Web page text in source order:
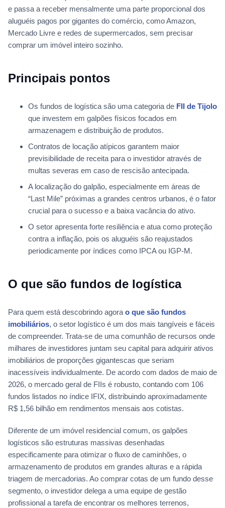
e passa a receber mensalmente uma parte proporcional dos
aluguéis pagos por gigantes do comércio, como Amazon,
Mercado Livre e redes de supermercados, sem precisar
comprar um imóvel inteiro sozinho.
Principais pontos
Os fundos de logística são uma categoria de FII de Tijolo
que investem em galpões físicos focados em
armazenagem e distribuição de produtos.
Contratos de locação atípicos garantem maior
previsibilidade de receita para o investidor através de
multas severas em caso de rescisão antecipada.
A localização do galpão, especialmente em áreas de
“Last Mile” próximas a grandes centros urbanos, é o fator
crucial para o sucesso e a baixa vacância do ativo.
O setor apresenta forte resiliência e atua como proteção
contra a inflação, pois os aluguéis são reajustados
periodicamente por índices como IPCA ou IGP-M.
O que são fundos de logística
Para quem está descobrindo agora o que são fundos
imobiliários, o setor logístico é um dos mais tangíveis e fáceis
de compreender. Trata-se de uma comunhão de recursos onde
milhares de investidores juntam seu capital para adquirir ativos
imobiliários de proporções gigantescas que seriam
inacessíveis individualmente. De acordo com dados de maio de
2026, o mercado geral de FIIs é robusto, contando com 106
fundos listados no índice IFIX, distribuindo aproximadamente
R$ 1,56 bilhão em rendimentos mensais aos cotistas.
Diferente de um imóvel residencial comum, os galpões
logísticos são estruturas massivas desenhadas
especificamente para otimizar o fluxo de caminhões, o
armazenamento de produtos em grandes alturas e a rápida
triagem de mercadorias. Ao comprar cotas de um fundo desse
segmento, o investidor delega a uma equipe de gestão
profissional a tarefa de encontrar os melhores terrenos,